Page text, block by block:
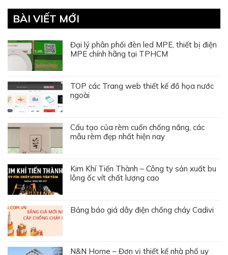
BÀI VIẾT MỚI
Đại lý phân phối đèn led MPE, thiết bị điện
MPE chính hãng tại TPHCM
TOP các Trang web thiết kế đồ họa nước
ngoài
Cấu tạo của rèm cuốn chống nắng, các
mẫu rèm đẹp nhất hiện nay
Kim Khí Tiến Thành – Công ty sản xuất bu
lông ốc vít chất lượng cao
Bảng báo giá dây điện chống cháy Cadivi
N&N Home – Đơn vị thiết kế nhà phố uy